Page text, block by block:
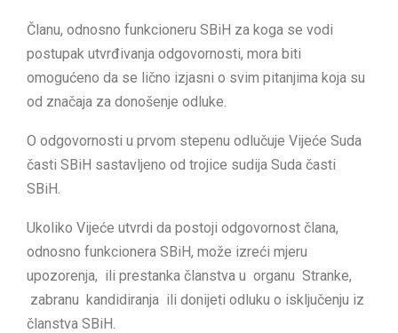
Članu, odnosno funkcioneru SBiH za koga se vodi
postupak utvrđivanja odgovornosti, mora biti
omogućeno da se lično izjasni o svim pitanjima koja su
od značaja za donošenje odluke.
O odgovornosti u prvom stepenu odlučuje Vijeće Suda
časti SBiH sastavljeno od trojice sudija Suda časti
SBiH.
Ukoliko Vijeće utvrdi da postoji odgovornost člana,
odnosno funkcionera SBiH, može izreći mjeru
upozorenja, ili prestanka članstva u organu Stranke,
zabranu kandidiranja ili donijeti odluku o isključenju iz
članstva SBiH.